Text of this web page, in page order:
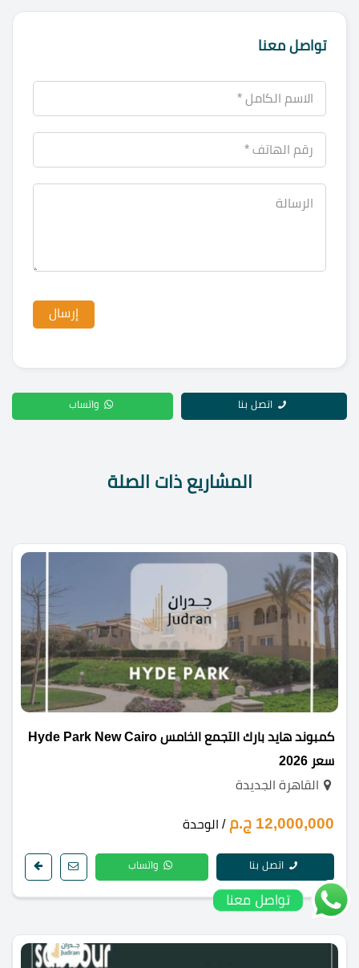
تواصل معنا
اتصل بنا واتساب
المشاريع ذات الصلة
كمبوند هايد بارك التجمع الخامس Hyde Park New Cairo
سعر 2026
القاهرة الجديدة
12,000,000 ج.م / الوحدة
اتصل بنا واتساب
تواصل معنا